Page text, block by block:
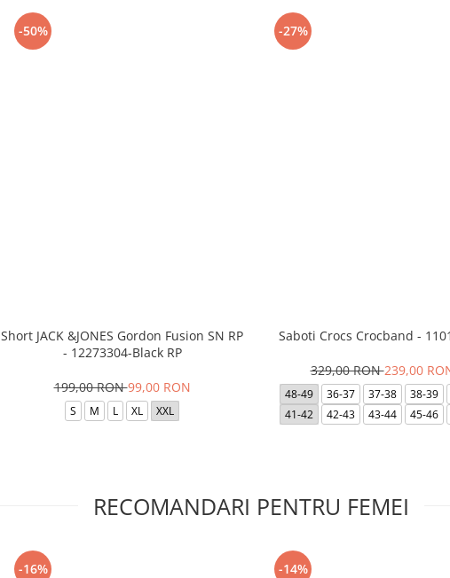
-50%
Short JACK &JONES Gordon Fusion SN RP
- 12273304-Black RP
199,00 RON99,00 RON
S M L XL XXL
-27%
Saboti Crocs Crocband -
329,00 RON239,00
48-49 36-37 37-38 38-39
41-42
42-43 43-44 45-46
RECOMANDARI PENTRU FEMEI
-16% -14%